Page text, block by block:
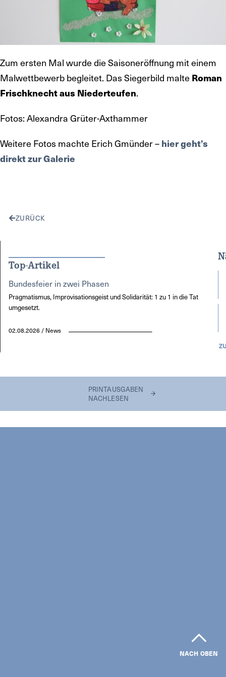
Zum ersten Mal wurde die Saisoneröffnung mit einem
Malwettbewerb begleitet. Das Siegerbild malte Roman
Frischknecht aus Niederteufen.
Fotos: Alexandra Grüter-Axthammer
Weitere Fotos machte Erich Gmünder – hier geht’s
direkt zur Galerie
ZURÜCK
Top-Artikel
Bundesfeier in zwei Phasen
Pragmatismus, Improvisationsgeist und Solidarität: 1 zu 1 in die Tat
umgesetzt.
02.08.2026 / News
PRINTAUSGABEN
NACHLESEN
NACH OBEN